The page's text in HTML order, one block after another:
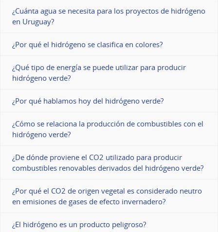
¿Cuánta agua se necesita para los proyectos de hidrógeno
en Uruguay?
¿Por qué el hidrógeno se clasifica en colores?
¿Qué tipo de energía se puede utilizar para producir
hidrógeno verde?
¿Por qué hablamos hoy del hidrógeno verde?
¿Cómo se relaciona la producción de combustibles con el
hidrógeno verde?
¿De dónde proviene el CO2 utilizado para producir
combustibles renovables derivados del hidrógeno verde?
¿Por qué el CO2 de origen vegetal es considerado neutro
en emisiones de gases de efecto invernadero?
¿El hidrógeno es un producto peligroso?